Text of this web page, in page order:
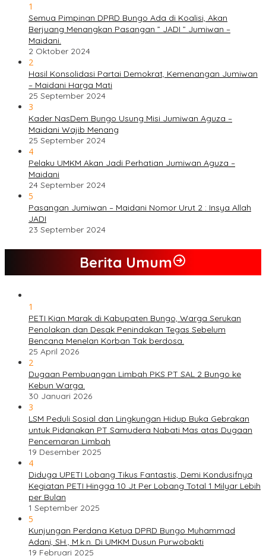
1
Semua Pimpinan DPRD Bungo Ada di Koalisi, Akan
Berjuang Menangkan Pasangan ” JADI ” Jumiwan –
Maidani.
2 Oktober 2024
2
Hasil Konsolidasi Partai Demokrat, Kemenangan Jumiwan
– Maidani Harga Mati
25 September 2024
3
Kader NasDem Bungo Usung Misi Jumiwan Aguza –
Maidani Wajib Menang
25 September 2024
4
Pelaku UMKM Akan Jadi Perhatian Jumiwan Aguza –
Maidani
24 September 2024
5
Pasangan Jumiwan – Maidani Nomor Urut 2 : Insya Allah
JADI
23 September 2024
Berita Umum
1
PETI Kian Marak di Kabupaten Bungo, Warga Serukan
Penolakan dan Desak Penindakan Tegas Sebelum
Bencana Menelan Korban Tak berdosa.
25 April 2026
2
Dugaan Pembuangan Limbah PKS PT SAL 2 Bungo ke
Kebun Warga.
30 Januari 2026
3
LSM Peduli Sosial dan Lingkungan Hidup Buka Gebrakan
untuk Pidanakan PT Samudera Nabati Mas atas Dugaan
Pencemaran Limbah
19 Desember 2025
4
Diduga UPETI Lobang Tikus Fantastis, Demi Kondusifnya
Kegiatan PETI Hingga 10 Jt Per Lobang Total 1 Milyar Lebih
per Bulan
1 September 2025
5
Kunjungan Perdana Ketua DPRD Bungo Muhammad
Adani, SH., M.k.n. Di UMKM Dusun Purwobakti
19 Februari 2025